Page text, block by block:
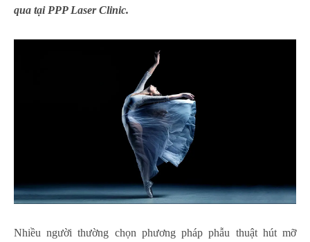
qua tại PPP Laser Clinic.
Nhiều người thường chọn phương pháp phẫu thuật hút mỡ